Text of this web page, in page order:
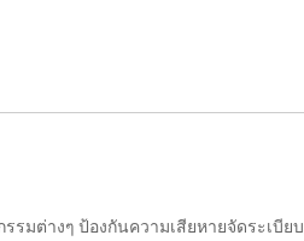
รมต่างๆ ป้องกันความเสียหายจัดระเบียบ